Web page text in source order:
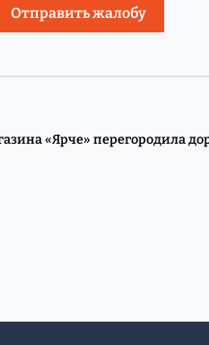
Отправить жалобу
«Ярче» перегородила